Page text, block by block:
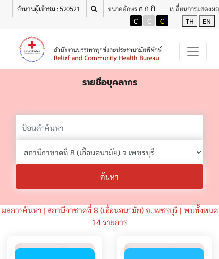
จำนวนผู้เข้าชม : 520521 ขนาดอักษรก ก ก เปลี่ยนการแสดงผล
C C C TH EN
รายชื่อบุคลากร
ค้นหา
ผลการค้นหา | สถานีกาชาดที่ 8 (เอื้อนอนามัย) จ.เพชรบุรี | พบทั้งหมด
14 รายการ